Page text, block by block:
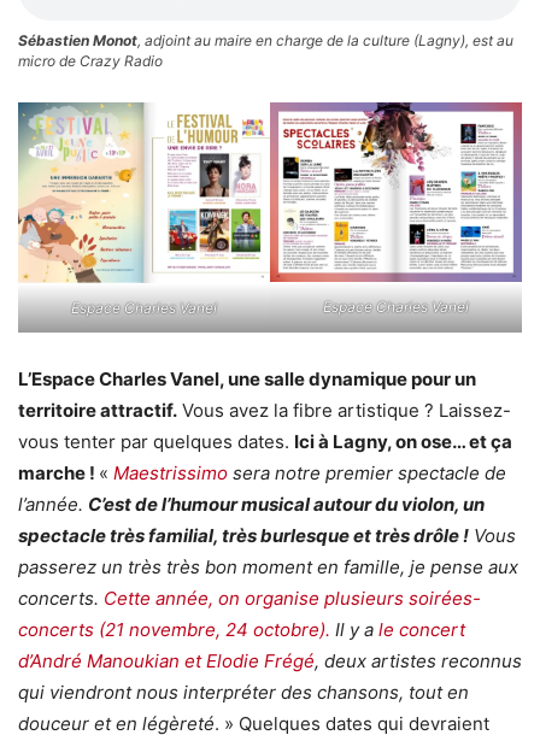
Sébastien Monot, adjoint au maire en charge de la culture (Lagny), est au
micro de Crazy Radio
Espace Charles Vanel Espace Charles Vanel
L’Espace Charles Vanel, une salle dynamique pour un
territoire attractif. Vous avez la fibre artistique ? Laissez-
vous tenter par quelques dates. Ici à Lagny, on ose… et ça
marche ! « Maestrissimo sera notre premier spectacle de
l’année. C’est de l’humour musical autour du violon, un
spectacle très familial, très burlesque et très drôle ! Vous
passerez un très très bon moment en famille, je pense aux
concerts. Cette année, on organise plusieurs soirées-
concerts (21 novembre, 24 octobre). Il y a le concert
d’André Manoukian et Elodie Frégé, deux artistes reconnus
qui viendront nous interpréter des chansons, tout en
douceur et en légèreté. » Quelques dates qui devraient